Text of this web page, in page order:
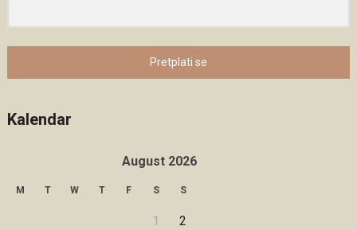
Pretplati se
Kalendar
August 2026
M T W T F S S
1 2